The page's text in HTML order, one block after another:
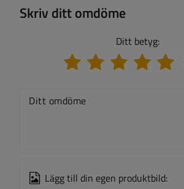
Skriv ditt omdöme
Ditt betyg:
Ditt omdöme
Lägg till din egen produktbild: